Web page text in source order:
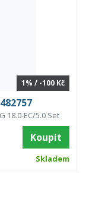
1% / -100 Kč
18.0-EC/5.0 Set
Koupit
Skladem